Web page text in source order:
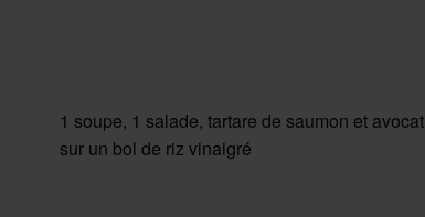
1 soupe, 1 salade, tartare de saumon et avocat
sur un bol de riz vinaigré